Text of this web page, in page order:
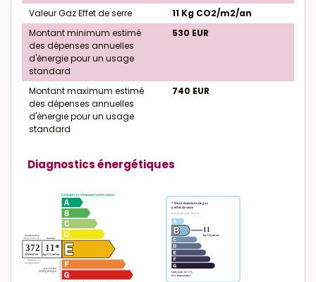
Valeur Gaz Effet de serre
11 Kg CO2/m2/an
Montant minimum estimé
des dépenses annuelles
d'énergie pour un usage
standard
530 EUR
Montant maximum estimé
des dépenses annuelles
d'énergie pour un usage
standard
740 EUR
Diagnostics énergétiques